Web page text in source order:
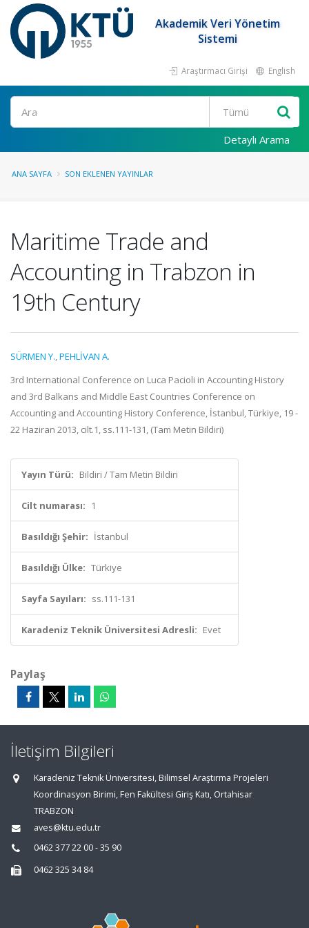
Akademik Veri Yönetim
Sistemi
Araştırmacı Girişi English
Ara
Detaylı Arama
ANA SAYFA SON EKLENEN YAYINLAR
Maritime Trade and
Accounting in Trabzon in
19th Century
SÜRMEN Y.,PEHLİVAN A.
3rd International Conference on Luca Pacioli in Accounting History
and 3rd Balkans and Middle East Countries Conference on
Accounting and Accounting History Conference, İstanbul, Türkiye, 19 -
22 Haziran 2013, cilt.1, ss.111-131, (Tam Metin Bildiri)
Yayın Türü: Bildiri / Tam Metin Bildiri
Cilt numarası: 1
Basıldığı Şehir: İstanbul
Basıldığı Ülke: Türkiye
Sayfa Sayıları: ss.111-131
Karadeniz Teknik Üniversitesi Adresli: Evet
Paylaş
İletişim Bilgileri
Karadeniz Teknik Üniversitesi, Bilimsel Araştırma Projeleri
Koordinasyon Birimi, Fen Fakültesi Giriş Katı, Ortahisar
TRABZON
aves@ktu.edu.tr
0462 377 22 00 - 35 90
0462 325 34 84